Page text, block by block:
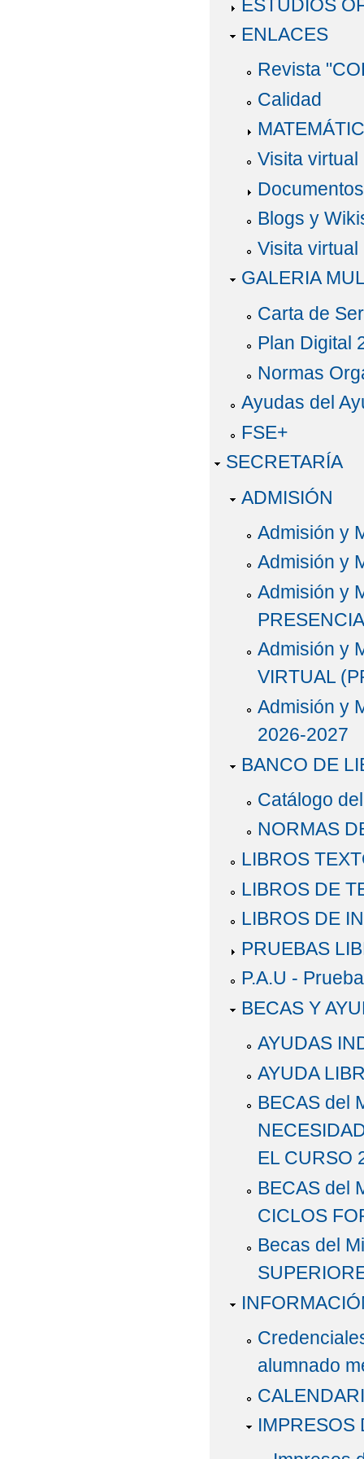
ESTUDIOS
ENLACES
Revista
Calidad
Visita virtual
Documentos
Blogs y
Visita virtual
GALERIA
Carta de
Plan Digital
Normas
Ayudas del
FSE+
SECRETARÍA
ADMISIÓN
Admisión y
Admisión y
Admisión y
Admisión y
VIRTUAL
Admisión y
2026-2027
BANCO DE
Catálogo
NORMAS
LIBROS
LIBROS DE
LIBROS DE
PRUEBAS
P.A.U -
BECAS Y
AYUDAS
AYUDA
BECAS del
EL CURSO
BECAS del
CICLOS
Becas del
alumnado
IMPRESOS